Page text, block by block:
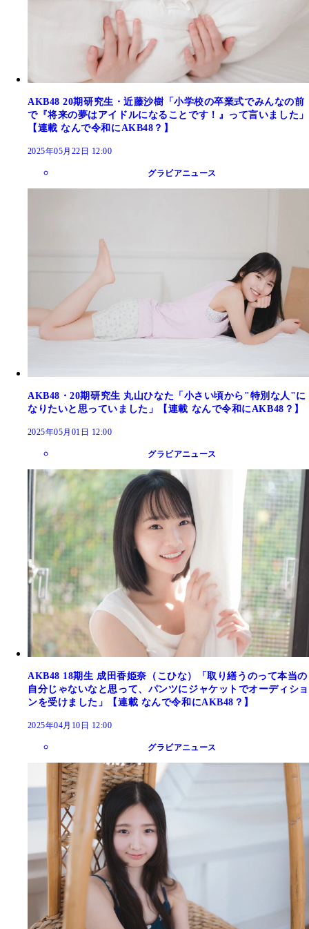
AKB48 20期研究生・近藤沙樹「小学校の卒業式でみんなの前
で『将来の夢はアイドルになることです！』って言いました」
【連載 なんで令和にAKB48？】
2025年05月22日 12:00
グラビアニュース
AKB48・20期研究生 丸山ひなた「小さい頃から"特別な人"に
なりたいと思っていました」【連載 なんで令和にAKB48？】
2025年05月01日 12:00
グラビアニュース
AKB48 18期生 成田香姫奈（こひな）「取り繕うのって本当の
自分じゃないなと思って、パンツにジャケットでオーディショ
ンを受けました」【連載 なんで令和にAKB48？】
2025年04月10日 12:00
グラビアニュース